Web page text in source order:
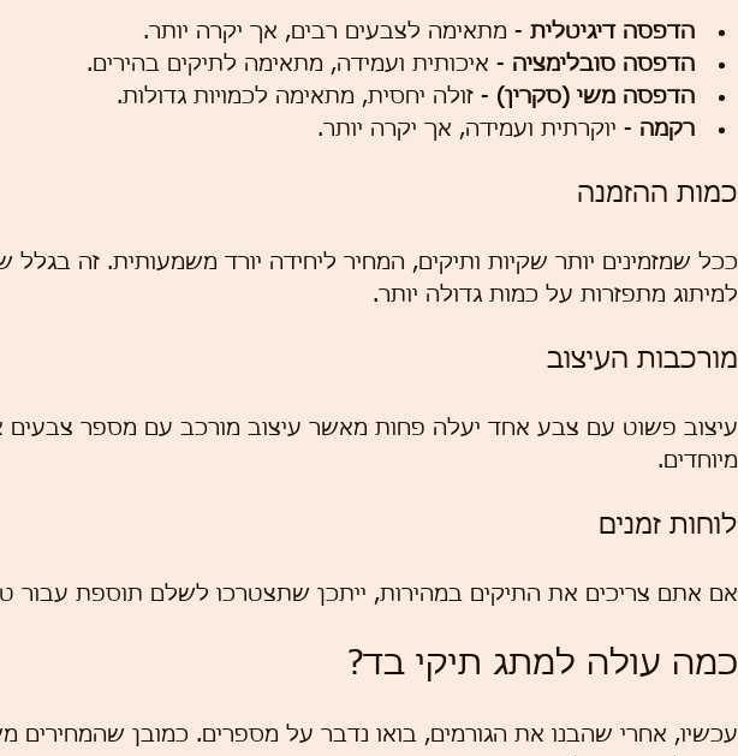
הדפסה דיגיטלית - מתאימה לצבעים רבים, אך יקרה יותר.
הדפסה סובלימציה - איכותית ועמידה, מתאימה לתיקים בהירים.
הדפסה משי (סקרין) - זולה יחסית, מתאימה לכמויות גדולות.
רקמה - יוקרתית ועמידה, אך יקרה יותר.
כמות ההזמנה
ככל שמזמינים יותר שקיות ותיקים, המחיר ליחידה יורד משמעותית. זה בגלל
למיתוג מתפזרות על כמות גדולה יותר.
מורכבות העיצוב
עיצוב פשוט עם צבע אחד יעלה פחות מאשר עיצוב מורכב עם מספר צבעים
מיוחדים.
לוחות זמנים
אם אתם צריכים את התיקים במהירות, ייתכן שתצטרכו לשלם תוספת עבור
כמה עולה למתג תיקי בד?
עכשיו, אחרי שהבנו את הגורמים, בואו נדבר על מספרים. כמובן שהמחירים